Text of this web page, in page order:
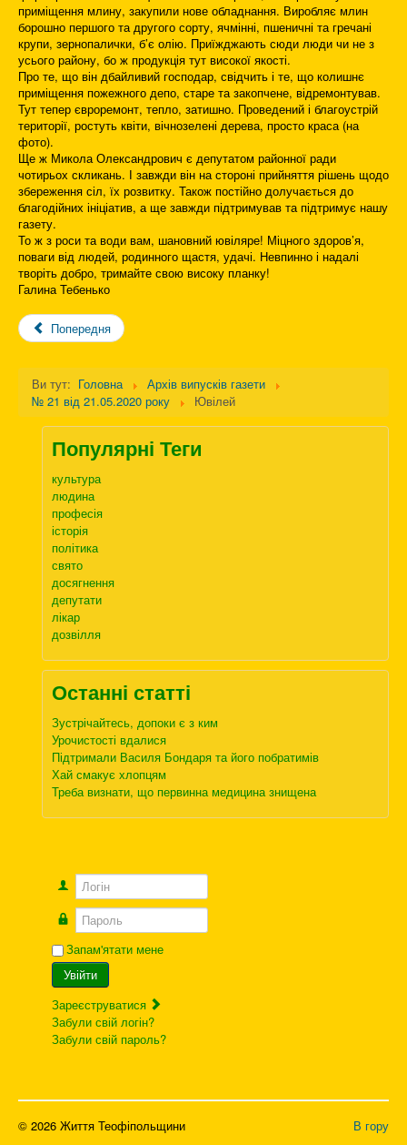
приміщення млину, закупили нове обладнання. Виробляє млин
борошно першого та другого сорту, ячмінні, пшеничні та гречані
крупи, зернопалички, б’є олію. Приїжджають сюди люди чи не з
усього району, бо ж продукція тут високої якості.
Про те, що він дбайливий господар, свідчить і те, що колишнє
приміщення пожежного депо, старе та закопчене, відремонтував.
Тут тепер євроремонт, тепло, затишно. Проведений і благоустрій
території, ростуть квіти, вічнозелені дерева, просто краса (на
фото).
Ще ж Микола Олександрович є депутатом районної ради
чотирьох скликань. І завжди він на стороні прийняття рішень щодо
збереження сіл, їх розвитку. Також постійно долучається до
благодійних ініціатив, а ще завжди підтримував та підтримує нашу
газету.
То ж з роси та води вам, шановний ювіляре! Міцного здоров’я,
поваги від людей, родинного щастя, удачі. Невпинно і надалі
творіть добро, тримайте свою високу планку!
Галина Тебенько
Попередня
Ви тут: Головна
Архів випусків газети
№ 21 від 21.05.2020 року
Ювілей
Популярні Теги
культура
людина
професія
історія
політика
свято
досягнення
депутати
лікар
дозвілля
Останні статті
Зустрічайтесь, допоки є з ким
Урочистості вдалися
Підтримали Василя Бондаря та його побратимів
Хай смакує хлопцям
Треба визнати, що первинна медицина знищена
Логін
Пароль
Запам'ятати мене
Увійти
Зареєструватися
Забули свій логін?
Забули свій пароль?
В гору
© 2026 Життя Теофіпольщини